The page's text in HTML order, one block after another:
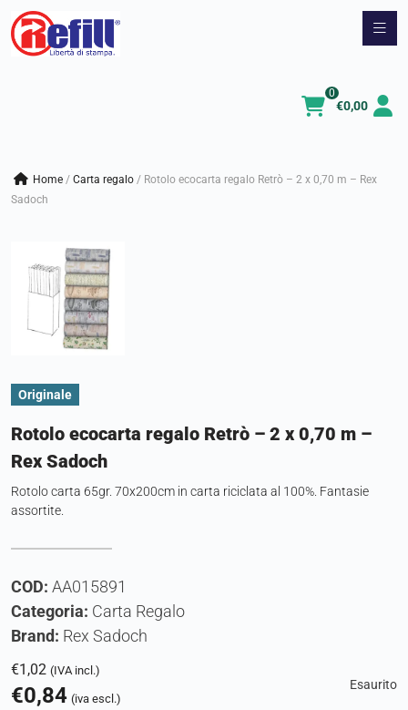
Vai
€0,00
0
Home / carta regalo / Rotolo ecocarta regalo Retrò – 2 x 0,70 m – Rex
Sadoch
Originale
Rotolo ecocarta regalo Retrò – 2 x 0,70 m –
Rex Sadoch
Rotolo carta 65gr. 70x200cm in carta riciclata al 100%. Fantasie
assortite.
COD: AA015891
Categoria: Carta Regalo
Brand: Rex Sadoch
€1,02 (IVA incl.)
€0,84 (iva escl.)
Esaurito